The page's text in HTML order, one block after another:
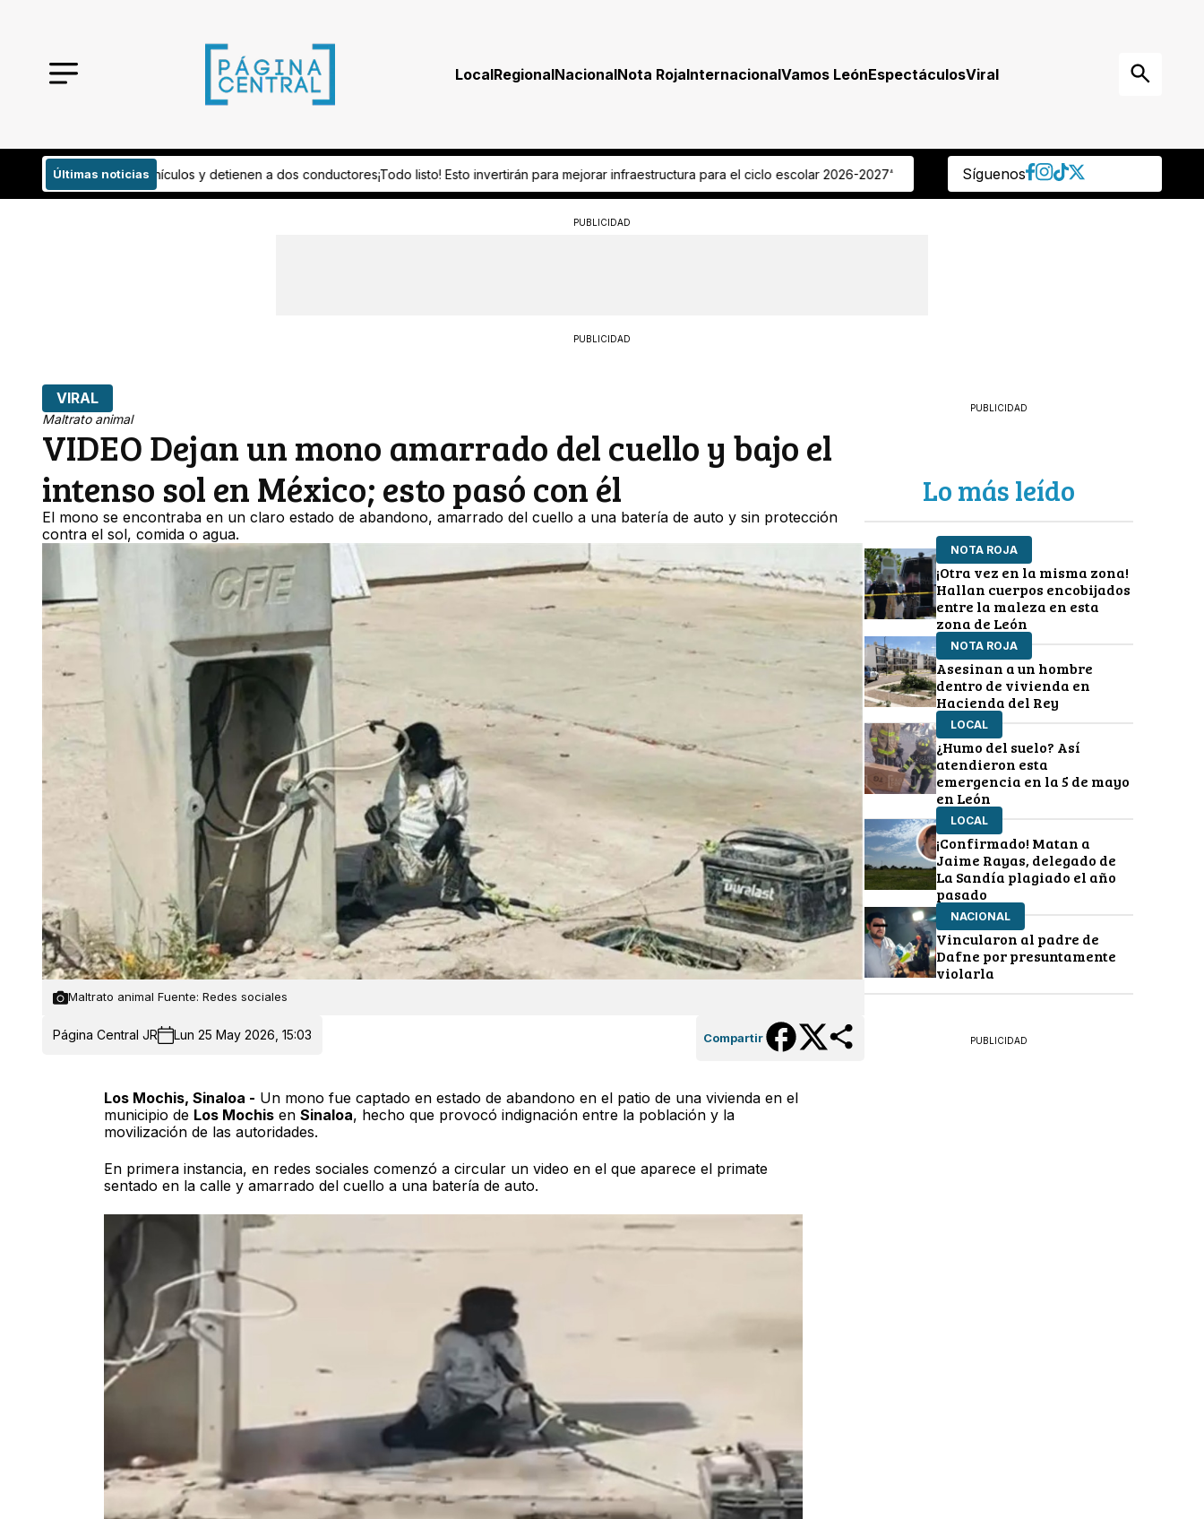
LocalRegionalNacionalNota RojaInternacionalVamos LeónEspectáculosViral
Últimas noticias
y detienen a dos conductores¡Todo listo! Esto invertirán para mejorar infraestructura para el ciclo escolar 2026-2027“Es omisión grave” Regidora panista reprocha que ocultaran muerte de delegado de
Síguenos
PUBLICIDAD
PUBLICIDAD
VIRAL
Maltrato animal
VIDEO Dejan un mono amarrado del cuello y bajo el
intenso sol en México; esto pasó con él
El mono se encontraba en un claro estado de abandono, amarrado del cuello a una batería de auto y sin protección
contra el sol, comida o agua.
Maltrato animal Fuente: Redes sociales
Página Central JR Lun 25 May 2026, 15:03 Compartir
Los Mochis, Sinaloa - Un mono fue captado en estado de abandono en el patio de una vivienda en el
municipio de Los Mochisen Sinaloa, hecho que provocó indignación entre la población y la
movilización de las autoridades.
En primera instancia, en redes sociales comenzó a circular un video en el que aparece el primate
sentado en la calle y amarrado del cuello a una batería de auto.
PUBLICIDAD
Lo más leído
NOTA ROJA
¡Otra vez en la misma zona!
Hallan cuerpos encobijados
entre la maleza en esta
zona de León
NOTA ROJA
Asesinan a un hombre
dentro de vivienda en
Hacienda del Rey
LOCAL
¿Humo del suelo? Así
atendieron esta
emergencia en la 5 de mayo
en León
LOCAL
¡Confirmado! Matan a
Jaime Rayas, delegado de
La Sandía plagiado el año
pasado
NACIONAL
Vincularon al padre de
Dafne por presuntamente
violarla
PUBLICIDAD